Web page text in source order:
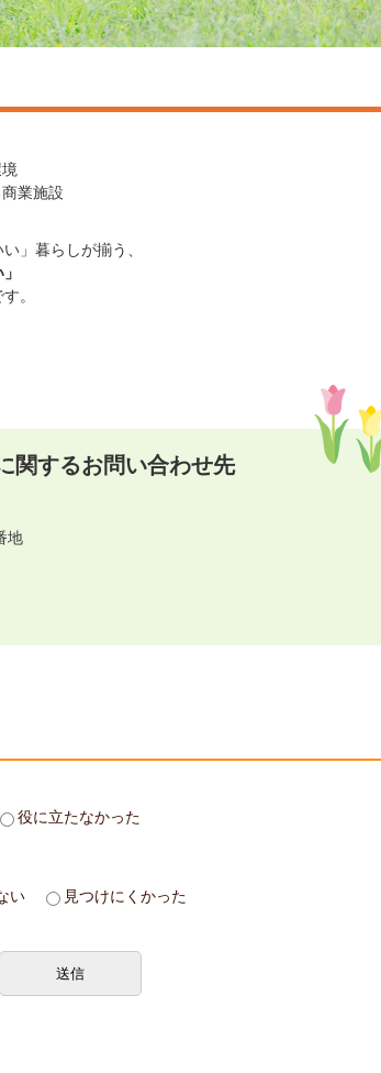
業施設
」暮らしが揃う、
。
関するお問い合わせ先
地
役に立たなかった
い 見つけにくかった